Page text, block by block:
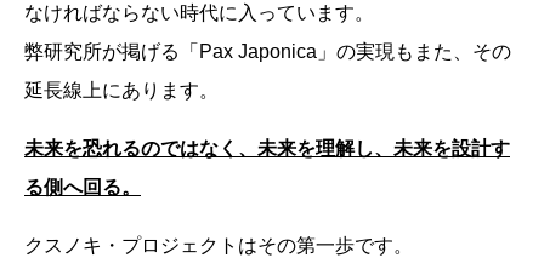
なければならない時代に入っています。
弊研究所が掲げる「Pax Japonica」の実現もまた、その
延長線上にあります。
未来を恐れるのではなく、未来を理解し、未来を設計す
る側へ回る。
クスノキ・プロジェクトはその第一歩です。